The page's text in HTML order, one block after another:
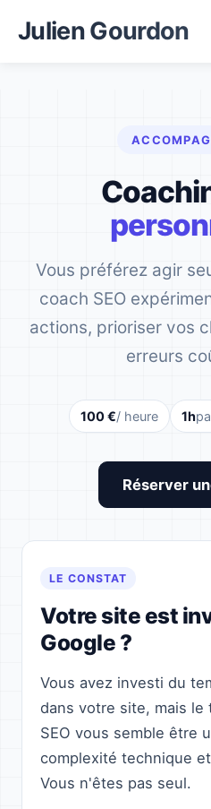
Julien Gourdon
Vous préférez agir
coach SEO
actions, prioriser vos
erreurs
100 €/ heure 1h
Réserver
LE CONSTAT
Votre site est
Google ?
Vous avez investi du
dans votre site, mais le
SEO vous semble être
complexité technique
Vous n'êtes pas seul.